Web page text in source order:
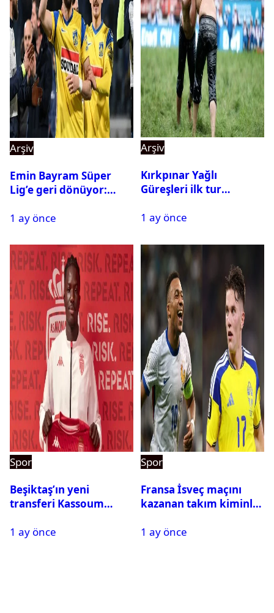
Arşiv
Emin Bayram Süper
Lig’e geri dönüyor:
1 ay önce
Arşiv
Kırkpınar Yağlı
Güreşleri ilk tur
2. tura geçen
1 ay önce
Spor
Beşiktaş’ın yeni
transferi Kassoum
gelecek? Resmi
1 ay önce
Spor
Fransa İsveç maçını
kazanan takım kiminle
turundaki rakip belli
1 ay önce